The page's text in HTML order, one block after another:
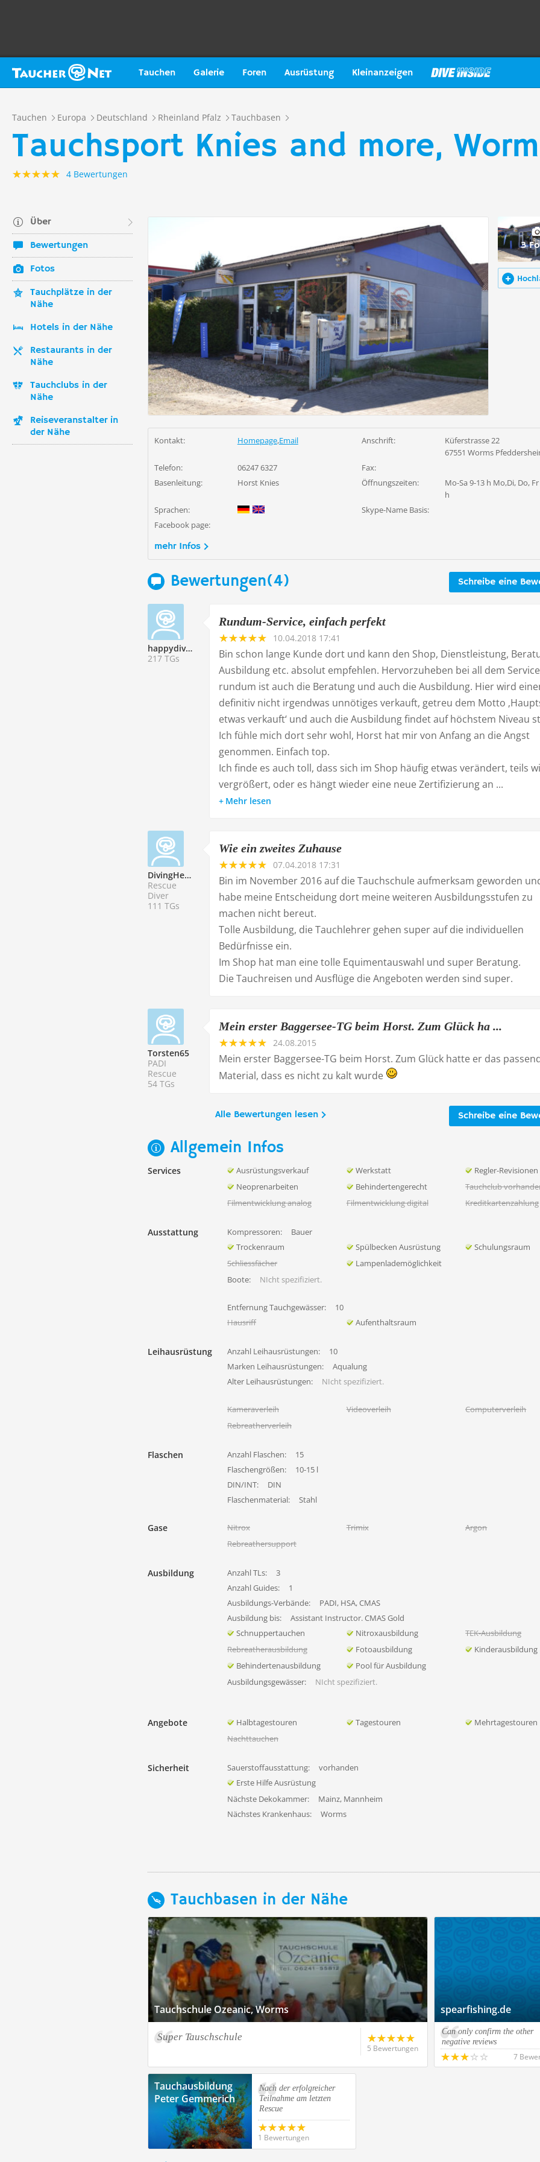
Tauchen Galerie Foren Ausrüstung Kleinanzeigen
Tauchen Europa Deutschland Rheinland Pfalz Tauchbasen
Tauchsport Knies and more,
4 Bewertungen
Über
Bewertungen
Fotos
Tauchplätze in der
Nähe
Hotels in der Nähe
Restaurants in der
Nähe
Tauchclubs in der
Nähe
Reiseveranstalter in
der Nähe
3
Kontakt: Homepage,Email Anschrift:
Küferstrasse 22
67551 Worms
Telefon:
06247 6327
Fax:
Basenleitung:
Horst Knies Öffnungszeiten:
Mo-Sa 9-13 h Mo,Di, Do,
h
Sprachen:
Skype-Name Basis:
Facebook page:
mehr Infos
Schreibe eine
Bewertungen(4)
happydivers
217 TGs
Rundum-Service, einfach perfekt
10.04.2018 17:41
Bin schon lange Kunde dort und kann den Shop, Dienstleistung,
Ausbildung etc. absolut empfehlen. Hervorzuheben bei all dem Service
rundum ist auch die Beratung und auch die Ausbildung. Hier wird
definitiv nicht irgendwas unnötiges verkauft, getreu dem Motto
etwas verkauft‘ und auch die Ausbildung findet auf höchstem Niveau
Ich fühle mich dort sehr wohl, Horst hat mir von Anfang an die Angst
genommen. Einfach top.
Ich finde es auch toll, dass sich im Shop häufig etwas verändert, teils
vergrößert, oder es hängt wieder eine neue Zertifizierung an ...
Mehr lesen
DivingHenni
Rescue
Diver
111 TGs
Wie ein zweites Zuhause
07.04.2018 17:31
Bin im November 2016 auf die Tauchschule aufmerksam geworden
habe meine Entscheidung dort meine weiteren Ausbildungsstufen zu
machen nicht bereut.
Tolle Ausbildung, die Tauchlehrer gehen super auf die individuellen
Bedürfnisse ein.
Im Shop hat man eine tolle Equimentauswahl und super Beratung.
Die Tauchreisen und Ausflüge die Angeboten werden sind super.
Torsten65
PADI
Rescue
54 TGs
Mein erster Baggersee-TG beim Horst. Zum Glück ha ...
24.08.2015
Mein erster Baggersee-TG beim Horst. Zum Glück hatte er das
Material, dass es nicht zu kalt wurde
Schreibe eine
Alle Bewertungen lesen
Allgemein Infos
Services Ausrüstungsverkauf Werkstatt
Regler-Revisionen
Neoprenarbeiten
Behindertengerecht
Tauchclub
Filmentwicklung analog
Filmentwicklung digital Kreditkartenzahlung
Ausstattung Kompressoren:
Bauer
Trockenraum
Spülbecken Ausrüstung
Schulungsraum
Schliessfächer
Lampenlademöglichkeit
Boote:
NIcht spezifiziert.
Entfernung Tauchgewässer:
10
Hausriff
Aufenthaltsraum
Leihausrüstung Anzahl Leihausrüstungen:
10
Marken Leihausrüstungen:
Aqualung
Alter Leihausrüstungen:
NIcht spezifiziert.
Kameraverleih Videoverleih
Computerverleih
Rebreatherverleih
Flaschen Anzahl Flaschen:
15
Flaschengrößen:
10-15 l
DIN/INT:
DIN
Flaschenmaterial:
Stahl
Gase Nitrox Trimix
Argon
Rebreathersupport
Ausbildung Anzahl TLs:
3
Anzahl Guides:
1
Ausbildungs-Verbände:
PADI, HSA, CMAS
Ausbildung bis:
Assistant Instructor. CMAS Gold
Schnuppertauchen
Nitroxausbildung
TEK-Ausbildung
Rebreatherausbildung
Fotoausbildung
Kinderausbildung
Behindertenausbildung
Pool für Ausbildung
Ausbildungsgewässer:
NIcht spezifiziert.
Angebote Halbtagestouren Tagestouren
Mehrtagestouren
Nachttauchen
Sicherheit Sauerstoffausstattung:
vorhanden
Erste Hilfe Ausrüstung
Nächste Dekokammer:
Mainz, Mannheim
Nächstes Krankenhaus:
Worms
Tauchbasen in der Nähe
Tauchschule Ozeanic, Worms
Super Tauschschule
5 Bewertungen
spearfishing.de
Can only confirm the other
negative reviews
7
Tauchausbildung
Peter Gemmerich
Nach der erfolgreicher
Teilnahme am letzten
Rescue
1 Bewertungen